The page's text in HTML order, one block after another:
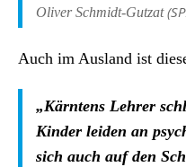
Oliver Schmidt-Gutzat
Auch im Ausland ist
„Kärntens Lehrer
Kinder leiden an
sich auch auf den